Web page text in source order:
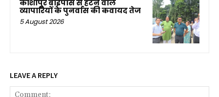
काशीपुर बाईपास से हटने वाले
व्यापारियों के पुनर्वास की कवायद तेज
5 August 2026
LEAVE A REPLY